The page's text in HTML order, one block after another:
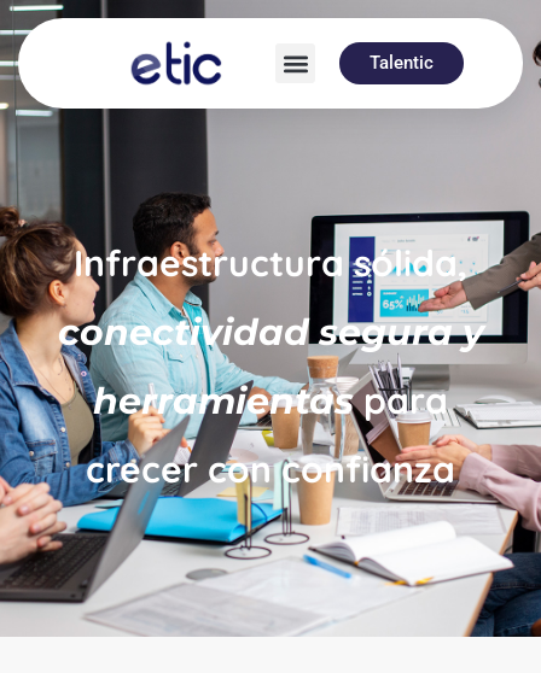
Talentic
Infraestructura sólida,
conectividad segura y
herramientaspara
crecer con confianza